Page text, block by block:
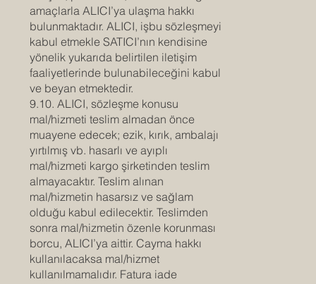
amaçlarla ALICI’ya ulaşma hakkı
bulunmaktadır. ALICI, işbu sözleşmeyi
kabul etmekle SATICI’nın kendisine
yönelik yukarıda belirtilen iletişim
faaliyetlerinde bulunabileceğini kabul
ve beyan etmektedir.
9.10. ALICI, sözleşme konusu
mal/hizmeti teslim almadan önce
muayene edecek; ezik, kırık, ambalajı
yırtılmış vb. hasarlı ve ayıplı
mal/hizmeti kargo şirketinden teslim
almayacaktır. Teslim alınan
mal/hizmetin hasarsız ve sağlam
olduğu kabul edilecektir. Teslimden
sonra mal/hizmetin özenle korunması
borcu, ALICI’ya aittir. Cayma hakkı
kullanılacaksa mal/hizmet
kullanılmamalıdır. Fatura iade